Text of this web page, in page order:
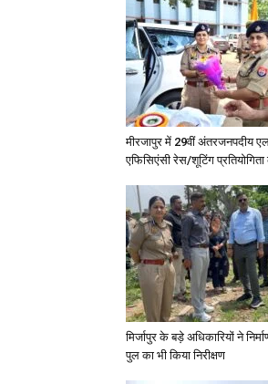
मीरजापुर में 29वीं अंतरजनपदीय
एफिसिएंसी रेस/शूटिंग
मिर्जापुर के बड़े अधिकारियों ने
पुल का भी किया निरीक्षण